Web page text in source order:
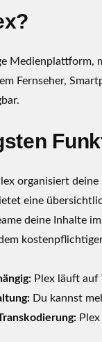
Medienplattform,
Fernseher,
organisiert
eine
deine Inhalte
Plex läuft auf
Du kannst